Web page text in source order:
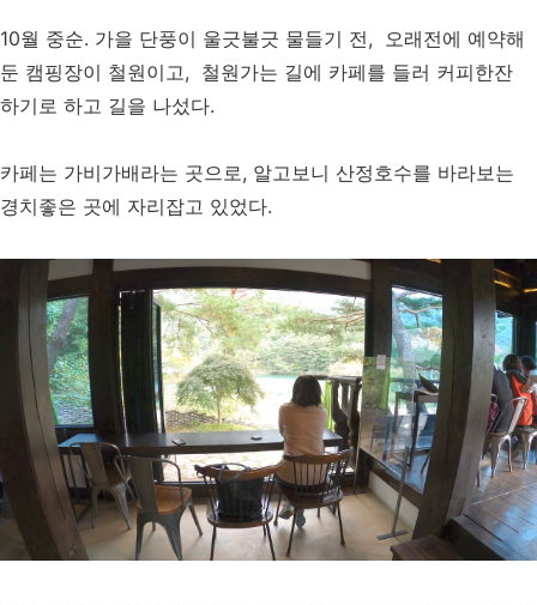
10월 중순. 가을 단풍이 울긋불긋 물들기 전, 오래전에 예약해
둔 캠핑장이 철원이고, 철원가는 길에 카페를 들러 커피한잔
하기로 하고 길을 나섰다.
카페는 가비가배라는 곳으로, 알고보니 산정호수를 바라보는
경치좋은 곳에 자리잡고 있었다.